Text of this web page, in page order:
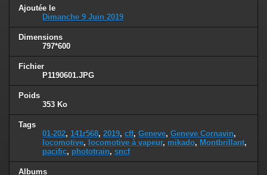
Ajoutée le
Dimanche 9 Juin 2019
Dimensions
797*600
Fichier
P1190601.JPG
Poids
353 Ko
Tags
01-202, 141r568, 2019, cff, Geneve, Geneve Cornavin,
locomotive, locomotive à vapeur, mikado, Montbrillant,
pacific, phototrain, sncf
Albums